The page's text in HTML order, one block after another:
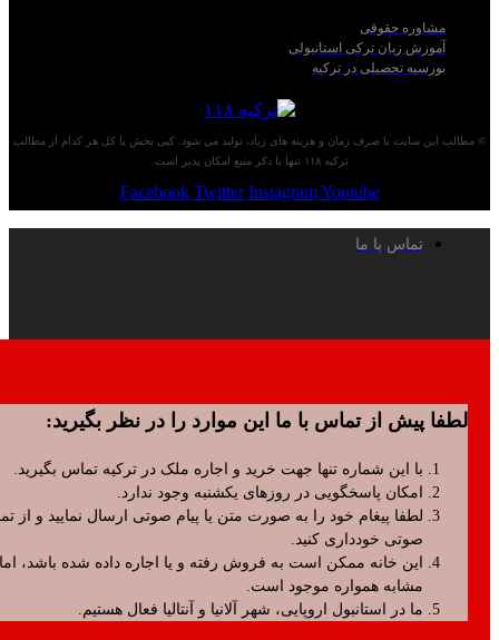
حقوقی
زبان ترکی استانبولی
تحصیلی در ترکیه
سایت با صرف زمان و هزینه های زیاد، تولید می شود. کپی بخش یا کل هر کدام از مطالب
Facebook Twitter Instagram
تماس با ما
پیش از تماس با ما این موارد را در نظر بگیرید:
با این شماره تنها جهت خرید و اجاره ملک در ترکیه تماس بگیرید.
امکان پاسخگویی در روزهای یکشنبه وجود ندارد.
لطفا پیغام خود را به صورت متن یا پیام صوتی ارسال نمایید و از تماس
صوتی خودداری کنید.
این خانه ممکن است به فروش رفته و یا اجاره داده شده باشد، اما موارد
مشابه همواره موجود است.
ما در استانبول اروپایی، شهر آلانیا و آنتالیا فعال هستیم.